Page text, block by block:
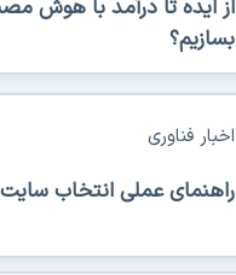
از ایده تا درآمد با هوش
بسازیم؟
راهنمای عملی انتخاب
اخبار فناوری